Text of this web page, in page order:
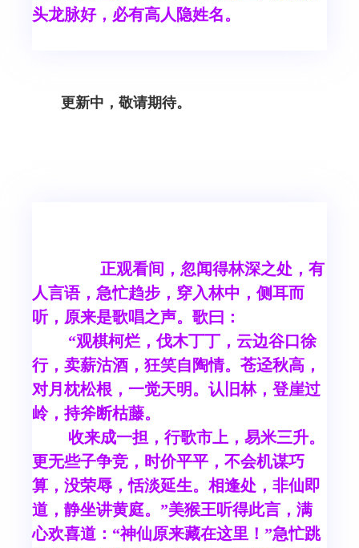
头龙脉好，必有高人隐姓名。
更新中，敬请期待。
正观看间，忽闻得林深之处，有
人言语，急忙趋步，穿入林中，侧耳而
听，原来是歌唱之声。歌曰：
“观棋柯烂，伐木丁丁，云边谷口徐
行，卖薪沽酒，狂笑自陶情。苍迳秋高，
对月枕松根，一觉天明。认旧林，登崖过
岭，持斧断枯藤。
收来成一担，行歌市上，易米三升。
更无些子争竞，时价平平，不会机谋巧
算，没荣辱，恬淡延生。相逢处，非仙即
道，静坐讲黄庭。”美猴王听得此言，满
心欢喜道：“神仙原来藏在这里！”急忙跳